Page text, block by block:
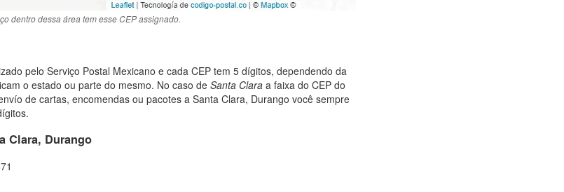
dentro dessa área tem esse CEP assignado.
pelo Serviço Postal Mexicano e cada CEP tem 5 dígitos, dependendo da
o estado ou parte do mesmo. No caso de Santa Clara a faixa do CEP do
de cartas, encomendas ou pacotes a Santa Clara, Durango você sempre
Clara, Durango